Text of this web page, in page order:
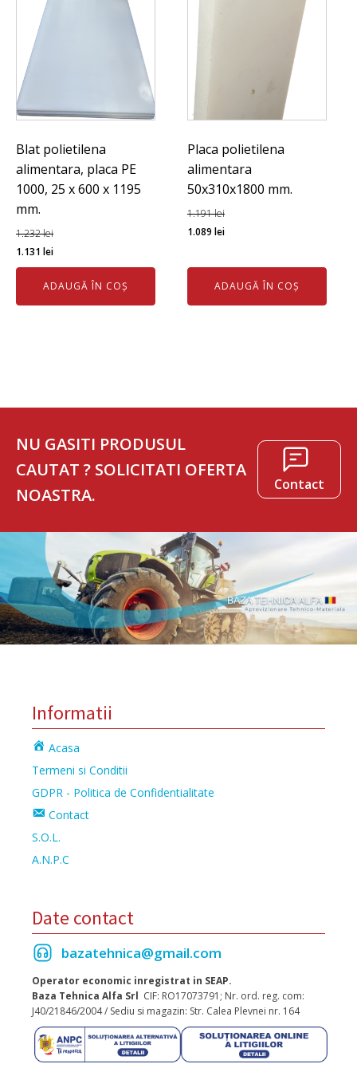
Blat polietilena
alimentara, placa PE
1000, 25 x 600 x 1195
mm.
1.232lei
Prețul
inițial
fost:
1.131 leiPrețul
curent
este:
1.131 lei.
ADAUGĂ ÎN COȘ
Placa polietilena
alimentara
50x310x1800 mm.
1.191lei
Prețul
a
fost:
1.191 lei.
1.089leiPrețul
este:
1.089 lei.
ADAUGĂ ÎN COȘ
NU GASITI PRODUSUL
CAUTAT ? SOLICITATI OFERTA
NOASTRA.
Contact
Informatii
Acasa
Termeni si Conditii
GDPR - Politica de Confidentialitate
Contact
S.O.L.
A.N.P.C
Date contact
bazatehnica@gmail.com
Operator economic inregistrat in SEAP.
Baza Tehnica Alfa Srl CIF: RO17073791; Nr. ord. reg. com:
J40/21846/2004 / Sediu si magazin: Str. Calea Plevnei nr. 164